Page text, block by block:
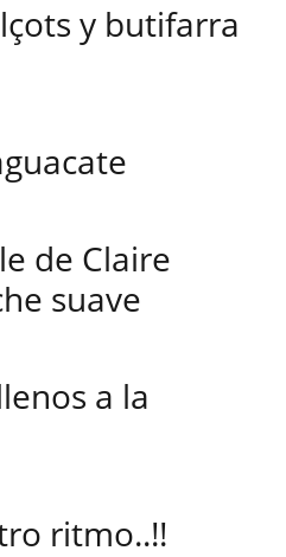
y butifarra
de Claire
suave
a la
ritmo..!!